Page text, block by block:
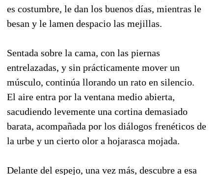
es costumbre, le dan los buenos días, mientras le
besan y le lamen despacio las mejillas.
Sentada sobre la cama, con las piernas
entrelazadas, y sin prácticamente mover un
músculo, continúa llorando un rato en silencio.
El aire entra por la ventana medio abierta,
sacudiendo levemente una cortina demasiado
barata, acompañada por los diálogos frenéticos de
la urbe y un cierto olor a hojarasca mojada.
Delante del espejo, una vez más, descubre a esa